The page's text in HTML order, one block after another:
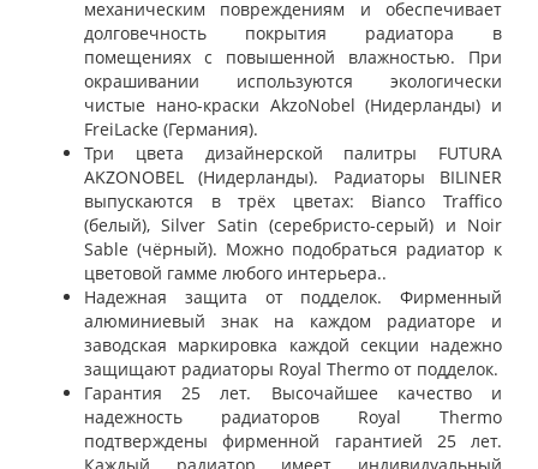
механическим повреждениям и обеспечивает
долговечность покрытия радиатора в
помещениях с повышенной влажностью. При
окрашивании используются экологически
чистые нано-краски AkzoNobel (Нидерланды) и
FreiLacke (Германия).
Три цвета дизайнерской палитры FUTURA
AKZONOBEL (Нидерланды). Радиаторы BILINER
выпускаются в трёх цветах: Bianco Traffico
(белый), Silver Satin (серебристо-серый) и Noir
Sable (чёрный). Можно подобраться радиатор к
цветовой гамме любого интерьера..
Надежная защита от подделок. Фирменный
алюминиевый знак на каждом радиаторе и
заводская маркировка каждой секции надежно
защищают радиаторы Royal Thermo от подделок.
Гарантия 25 лет. Высочайшее качество и
надежность радиаторов Royal Thermo
подтверждены фирменной гарантией 25 лет.